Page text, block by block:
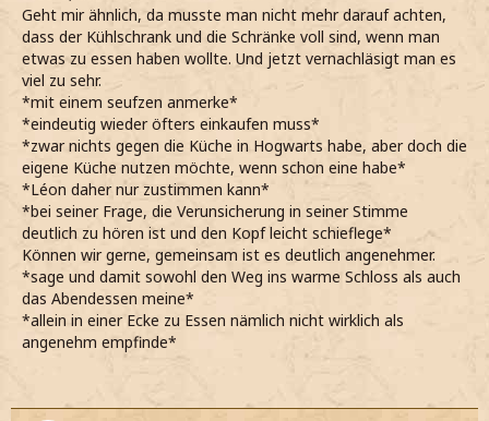
*mit einem schiefen Lächeln mein und die Schultern
hochziehe*
*einen kurzen Moment zögere, ehe mir einen Ruck gebe*
Wir könnten gemeinsam zum Schloss gehen, wenn du
möchtest?
*unsicher vorschlage und den Kopf leicht zur Seite neige*
Geht mir ähnlich, da musste man nicht mehr darauf achten,
dass der Kühlschrank und die Schränke voll sind, wenn man
etwas zu essen haben wollte. Und jetzt vernachläsigt man es
viel zu sehr.
*mit einem seufzen anmerke*
*eindeutig wieder öfters einkaufen muss*
*zwar nichts gegen die Küche in Hogwarts habe, aber doch die
eigene Küche nutzen möchte, wenn schon eine habe*
*Léon daher nur zustimmen kann*
*bei seiner Frage, die Verunsicherung in seiner Stimme
deutlich zu hören ist und den Kopf leicht schieflege*
Können wir gerne, gemeinsam ist es deutlich angenehmer.
*sage und damit sowohl den Weg ins warme Schloss als auch
das Abendessen meine*
*allein in einer Ecke zu Essen nämlich nicht wirklich als
angenehm empfinde*